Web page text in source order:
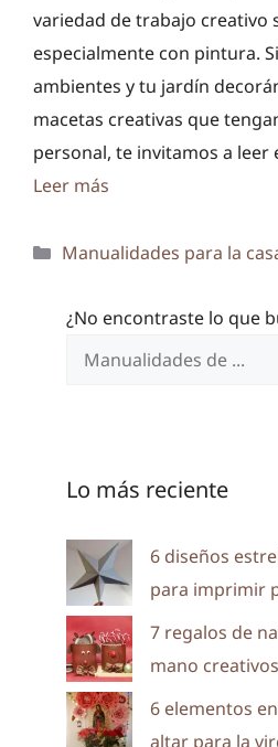
variedad de trabajo creativo
especialmente con pintura.
ambientes y tu jardín
macetas creativas que
personal, te invitamos a
Leer más
Categorías
Manualidades para la
¿No encontraste lo que
Lo más reciente
6 diseños
para imprimir
7 regalos de
mano
6 elementos
altar para la